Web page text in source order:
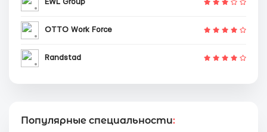
EWL Group
OTTO Work Force
Randstad
Популярные специальности: